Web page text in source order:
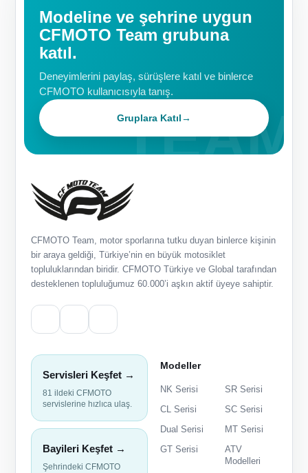
Modeline ve şehrine uygun
CFMOTO Team grubuna
katıl.
Deneyimlerini paylaş, sürüşlere katıl ve binlerce
CFMOTO kullanıcısıyla tanış.
Gruplara Katıl→
CFMOTO Team, motor sporlarına tutku duyan binlerce kişinin
bir araya geldiği, Türkiye’nin en büyük motosiklet
topluluklarından biridir. CFMOTO Türkiye ve Global tarafından
desteklenen topluluğumuz 60.000’i aşkın aktif üyeye sahiptir.
Servisleri Keşfet →
81 ildeki CFMOTO
servislerine hızlıca ulaş.
Bayileri Keşfet →
Şehrindeki CFMOTO
Modeller
NK Serisi
SR Serisi
CL Serisi
SC Serisi
Dual Serisi
MT Serisi
GT Serisi
ATV
Modelleri